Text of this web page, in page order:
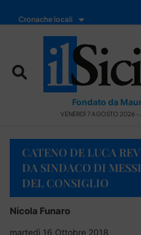
Cronache locali
Fondato da
VENERDÌ 7 AGOSTO 2026 -
CATENO DE LUCA
DA SINDACO DI
DEL CONSIGLIO
Nicola Funaro
martedì 16 Ottobre 2018